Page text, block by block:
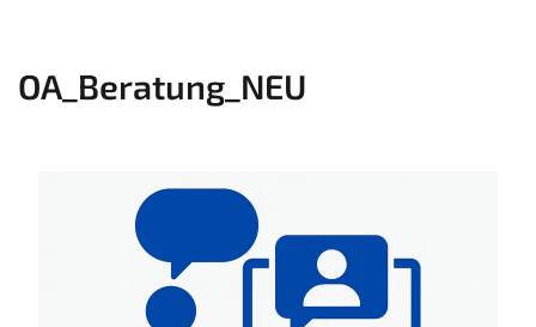
OA_Beratung_NEU